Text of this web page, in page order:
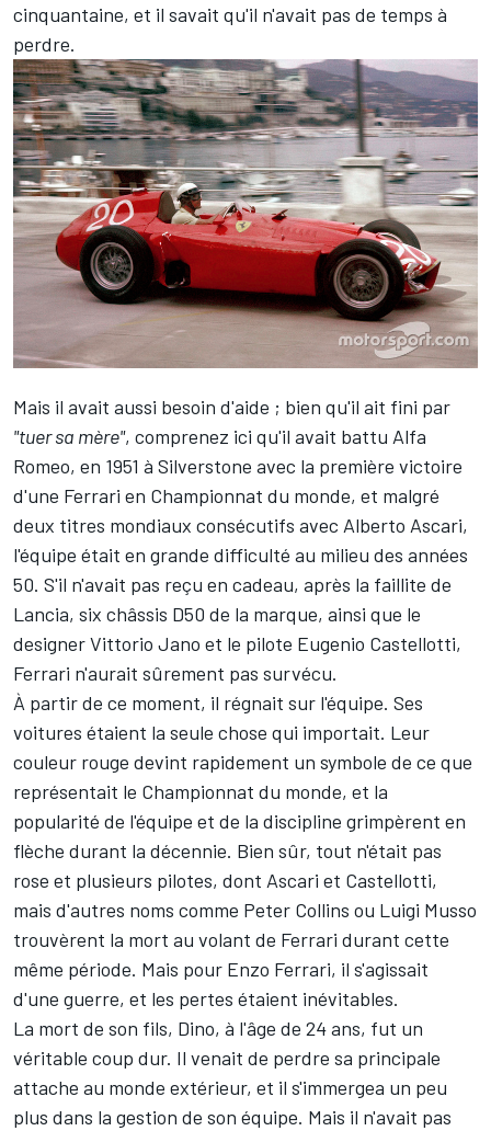
cinquantaine, et il savait qu'il n'avait pas de temps à
perdre.
Mais il avait aussi besoin d'aide ; bien qu'il ait fini par
"tuer sa mère", comprenez ici qu'il avait battu Alfa
Romeo, en 1951 à Silverstone avec la première victoire
d'une Ferrari en Championnat du monde, et malgré
deux titres mondiaux consécutifs avec Alberto Ascari,
l'équipe était en grande difficulté au milieu des années
50. S'il n'avait pas reçu en cadeau, après la faillite de
Lancia, six châssis D50 de la marque, ainsi que le
designer Vittorio Jano et le pilote Eugenio Castellotti,
Ferrari n'aurait sûrement pas survécu.
À partir de ce moment, il régnait sur l'équipe. Ses
voitures étaient la seule chose qui importait. Leur
couleur rouge devint rapidement un symbole de ce que
représentait le Championnat du monde, et la
popularité de l'équipe et de la discipline grimpèrent en
flèche durant la décennie. Bien sûr, tout n'était pas
rose et plusieurs pilotes, dont Ascari et Castellotti,
mais d'autres noms comme Peter Collins ou Luigi Musso
trouvèrent la mort au volant de Ferrari durant cette
même période. Mais pour Enzo Ferrari, il s'agissait
d'une guerre, et les pertes étaient inévitables.
La mort de son fils, Dino, à l'âge de 24 ans, fut un
véritable coup dur. Il venait de perdre sa principale
attache au monde extérieur, et il s'immergea un peu
plus dans la gestion de son équipe. Mais il n'avait pas